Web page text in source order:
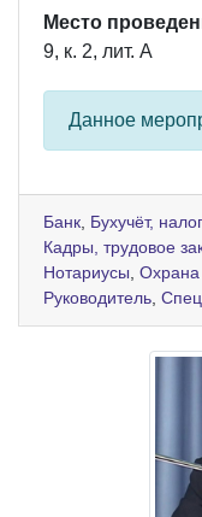
Место
9, к. 2, лит. А
Данное
Банк Бухучёт,
Кадры, трудовое
Нотариусы Охрана
Руководитель